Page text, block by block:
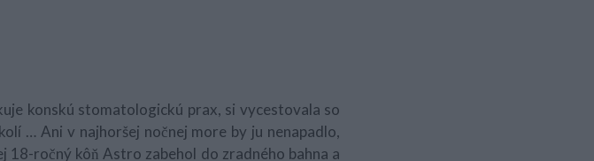
konskú stomatologickú prax, si vycestovala so
… Ani v najhoršej nočnej more by ju nenapadlo,
18-ročný kôň Astro zabehol do zradného bahna a